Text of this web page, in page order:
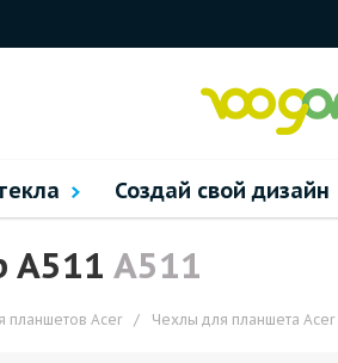
Создай свой дизайн
A511 A511
планшетов Acer / Чехлы для планшета